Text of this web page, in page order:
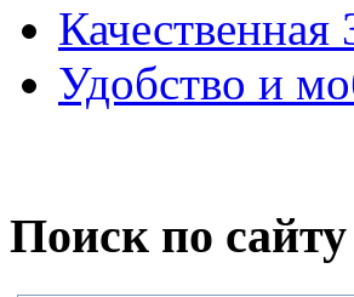
Удобство и
Поиск по сайту